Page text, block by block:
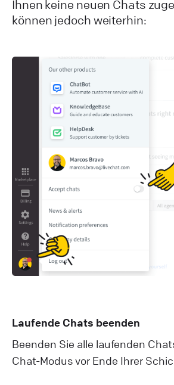
Ihnen keine neuen Chats
können jedoch weiterhin:
Laufende Chats beenden
Beenden Sie alle laufenden
Chat-Modus vor Ende Ihrer